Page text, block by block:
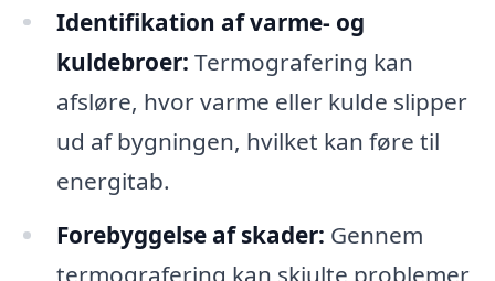
Identifikation af varme- og
kuldebroer: Termografering kan
afsløre, hvor varme eller kulde slipper
ud af bygningen, hvilket kan føre til
energitab.
Forebyggelse af skader: Gennem